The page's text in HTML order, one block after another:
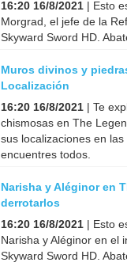
16:20 16/8/2021 | Esto
Morgrad, el jefe de la
Skyward Sword HD.
Muros divinos y
Localización
16:20 16/8/2021 | Te
chismosas en The
sus localizaciones en
encuentres todos.
Narisha y Aléginor en
derrotarlos
16:20 16/8/2021 | Esto
Narisha y Aléginor en el
Skyward Sword HD.